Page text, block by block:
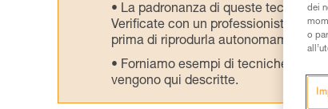
La padronanza di queste tecniche
Verificate con un professionista la
prima di riprodurla autonomamente.
Forniamo esempi di tecniche
vengono qui descritte.
dei
o